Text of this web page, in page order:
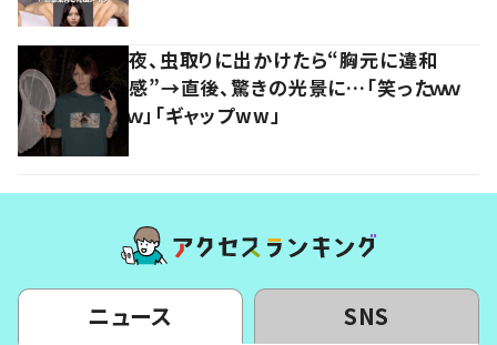
夜、虫取りに出かけたら“胸元に違和
感”→直後、驚きの光景に…「笑ったｗｗ
ｗ」「ギャップww」
ニュース SNS